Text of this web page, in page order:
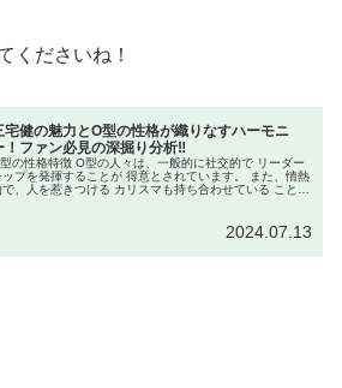
くださいね！
宅健の魅力とO型の性格が織りなすハーモニ
！ファン必見の深掘り分析‼
の性格特徴 O型の人々は、一般的に社交的で リーダー
ップを発揮することが 得意とされています。 また、情熱
で、人を惹きつける カリスマも持ち合わせている ことが
2024.07.13